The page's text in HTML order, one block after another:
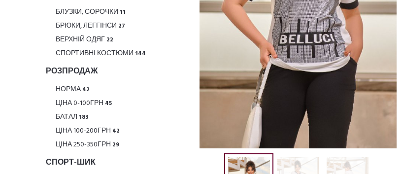
БЛУЗКИ, СОРОЧКИ 11
БРЮКИ, ЛЕГГІНСИ 27
ВЕРХНІЙ ОДЯГ 22
СПОРТИВНІ КОСТЮМИ 144
РОЗПРОДАЖ
НОРМА42
ЦІНА 0-100ГРН 45
БАТАЛ 183
ЦІНА 100-200ГРН 42
ЦІНА 250-350ГРН 29
СПОРТ-ШИК